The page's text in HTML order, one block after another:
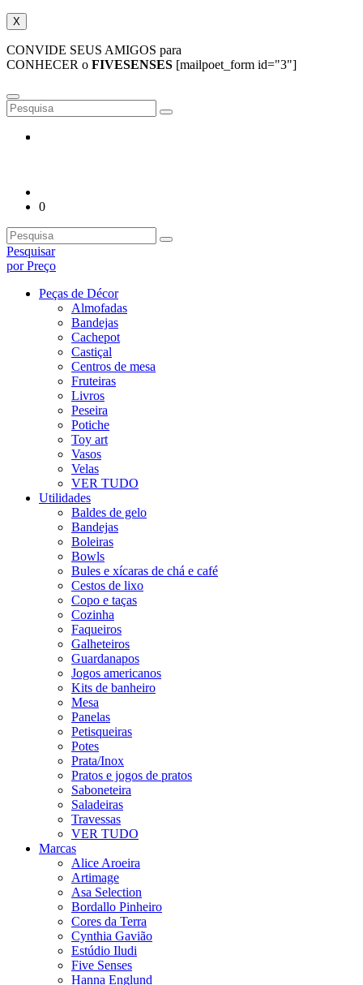
X
CONVIDE SEUS AMIGOS para
CONHECER o FIVESENSES [mailpoet_form id="3"]
0
Pesquisar
por Preço
Peças de Décor
Almofadas
Bandejas
Cachepot
Castiçal
Centros de mesa
Fruteiras
Livros
Peseira
Potiche
Toy art
Vasos
Velas
VER TUDO
Utilidades
Baldes de gelo
Bandejas
Boleiras
Bowls
Bules e xícaras de chá e café
Cestos de lixo
Copo e taças
Cozinha
Faqueiros
Galheteiros
Guardanapos
Jogos americanos
Kits de banheiro
Mesa
Panelas
Petisqueiras
Potes
Prata/Inox
Pratos e jogos de pratos
Saboneteira
Saladeiras
Travessas
VER TUDO
Marcas
Alice Aroeira
Artimage
Asa Selection
Bordallo Pinheiro
Cores da Terra
Cynthia Gavião
Estúdio Iludi
Five Senses
Hanna Englund